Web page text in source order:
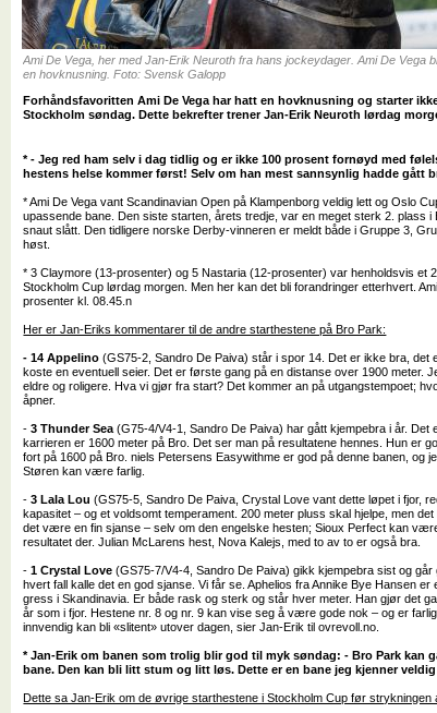
Ami De Vega, her med Jan-Erik Neuroth fra hans jockeydager. Ami De Vega
en hovknusning. Foto: Svensk Galopp
Forhåndsfavoritten Ami De Vega har hatt en hovknusning og starter
Stockholm søndag. Dette bekrefter trener Jan-Erik Neuroth lørdag
* - Jeg red ham selv i dag tidlig og er ikke 100 prosent fornøyd med
hestens helse kommer først! Selv om han mest sannsynlig hadde gått
* Ami De Vega vant Scandinavian Open på Klampenborg veldig lett og Oslo
upassende bane. Den siste starten, årets tredje, var en meget sterk 2. plass i
snaut slått. Den tidligere norske Derby-vinneren er meldt både i Gruppe 3,
høst.
* 3 Claymore (13-prosenter) og 5 Nastaria (12-prosenter) var henholdsvis et
Stockholm Cup lørdag morgen. Men her kan det bli forandringer etterhvert.
prosenter kl. 08.45.n
Her er Jan-Eriks kommentarer til de andre starthestene på Bro Park:
- 14 Appelino (GS75-2, Sandro De Paiva) står i spor 14. Det er ikke bra, det
koste en eventuell seier. Det er første gang på en distanse over 1900 meter.
eldre og roligere. Hva vi gjør fra start? Det kommer an på utgangstempoet;
åpner.
-3 Thunder Sea (G75-4/V4-1, Sandro De Paiva) har gått kjempebra i år. Det
karrieren er 1600 meter på Bro. Det ser man på resultatene hennes. Hun er
fort på 1600 på Bro. niels Petersens Easywithme er god på denne banen, og
Støren kan være farlig.
-3 Lala Lou (GS75-5, Sandro De Paiva, Crystal Love vant dette løpet i fjor,
kapasitet – og et voldsomt temperament. 200 meter pluss skal hjelpe, men
det være en fin sjanse – selv om den engelske hesten; Sioux Perfect kan
resultatet der. Julian McLarens hest, Nova Kalejs, med to av to er også bra.
-1 Crystal Love (GS75-7/V4-4, Sandro De Paiva) gikk kjempebra sist og
hvert fall kalle det en god sjanse. Vi får se. Aphelios fra Annike Bye Hansen
gress i Skandinavia. Er både rask og sterk og står hver meter. Han gjør det
år som i fjor. Hestene nr. 8 og nr. 9 kan vise seg å være gode nok – og er
innvendig kan bli «slitent» utover dagen, sier Jan-Erik til ovrevoll.no.
* Jan-Erik om banen som trolig blir god til myk søndag: - Bro Park kan
bane. Den kan bli litt stum og litt løs. Dette er en bane jeg kjenner
Dette sa Jan-Erik om de øvrige starthestene i Stockholm Cup før strykningen